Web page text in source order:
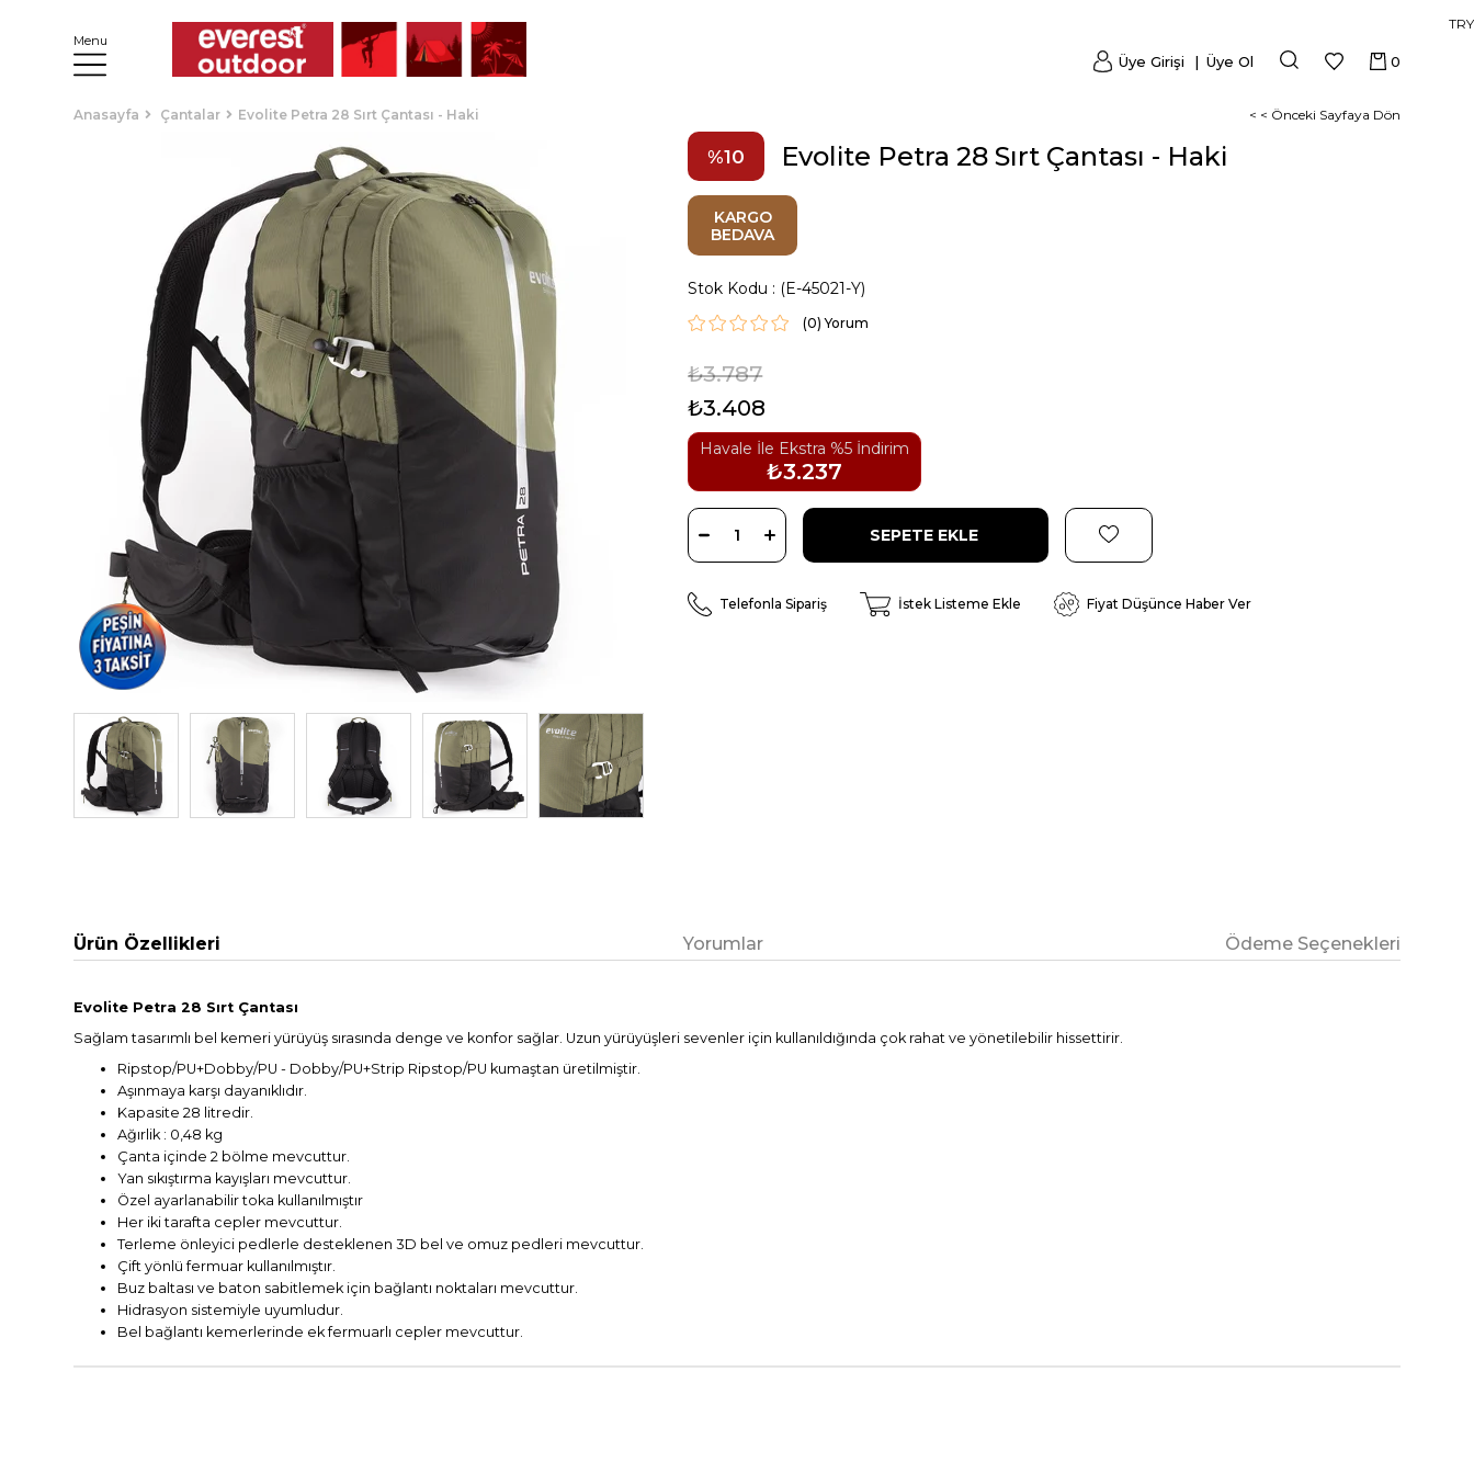
Menu
TRY
0
Üye Girişi Üye Ol
Anasayfa Çantalar Evolite Petra 28 Sırt Çantası - Haki < < Önceki Sayfaya Dön
10 Evolite Petra 28 Sırt Çantası - Haki
KARGO
BEDAVA
Stok Kodu (E-45021-Y)
(0)
₺3.787
₺3.408
Havale İle Ekstra %5 İndirim
₺3.237
Telefonla Sipariş İstek Listeme Ekle Fiyat Düşünce Haber Ver
Ürün Özellikleri Yorumlar Ödeme Seçenekleri
Evolite Petra 28 Sırt Çantası
Sağlam tasarımlı bel kemeri yürüyüş sırasında denge ve konfor sağlar. Uzun yürüyüşleri sevenler için kullanıldığında çok rahat ve yönetilebilir hissettirir.
Ripstop/PU+Dobby/PU - Dobby/PU+Strip Ripstop/PU kumaştan üretilmiştir.
Aşınmaya karşı dayanıklıdır.
Kapasite 28 litredir.
Ağırlik : 0,48 kg
Çanta içinde 2 bölme mevcuttur.
Yan sıkıştırma kayışları mevcuttur.
Özel ayarlanabilir toka kullanılmıştır
Her iki tarafta cepler mevcuttur.
Terleme önleyici pedlerle desteklenen 3D bel ve omuz pedleri mevcuttur.
Çift yönlü fermuar kullanılmıştır.
Buz baltası ve baton sabitlemek için bağlantı noktaları mevcuttur.
Hidrasyon sistemiyle uyumludur.
Bel bağlantı kemerlerinde ek fermuarlı cepler mevcuttur.